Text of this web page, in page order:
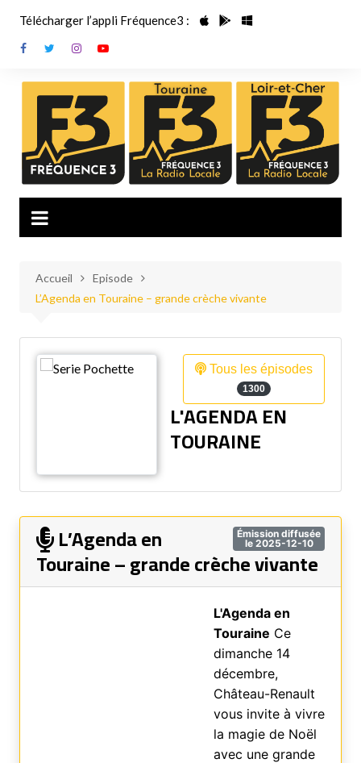
contenu
Télécharger l’appli Fréquence3 :
Accueil
Episode
L’Agenda en Touraine – grande crèche vivante
Tous les épisodes
1300
L'AGENDA EN
TOURAINE
Émission diffusée
le 2025-12-10
L’Agenda en
Touraine – grande crèche vivante
L'Agenda en
Touraine Ce
dimanche 14
décembre,
Château-Renault
vous invite à vivre
la magie de Noël
avec une grande